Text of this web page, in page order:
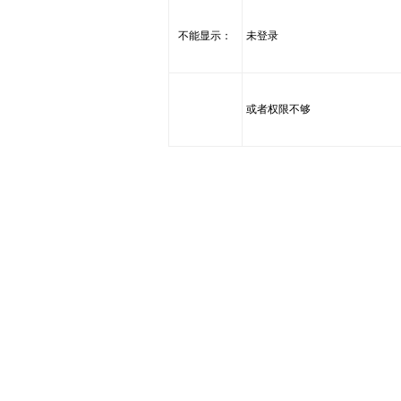
不能显示： 未登录
或者权限不够